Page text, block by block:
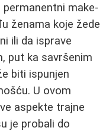
make-
ženama koje žede
ili da isprave
put ka savršenim
biti ispunjen
U ovom
aspekte trajne
je probali do